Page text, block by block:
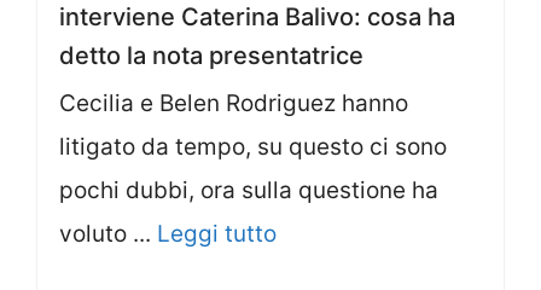
interviene Caterina Balivo: cosa ha
detto la nota presentatrice
Cecilia e Belen Rodriguez hanno
litigato da tempo, su questo ci sono
pochi dubbi, ora sulla questione ha
voluto ... Leggi tutto